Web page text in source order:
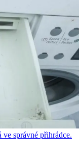
správné přihrádce.